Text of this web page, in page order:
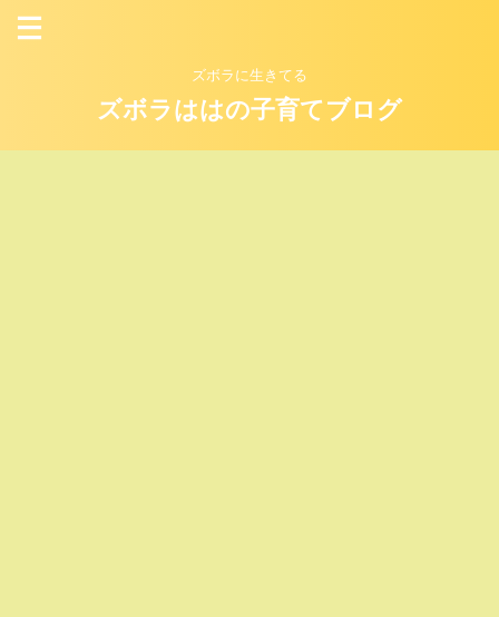
ズボラに生きてる
ズボラははの子育てブログ